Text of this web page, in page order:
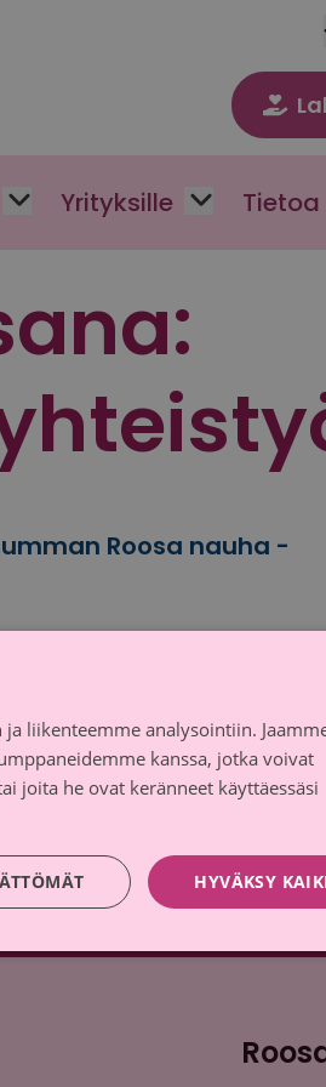
Yrityksille
Roosa nauha -
Roosa
liikenteemme analysointiin.
kanssa, jotka voivat
joita he ovat keränneet käyttäessäsi
HYVÄKSY